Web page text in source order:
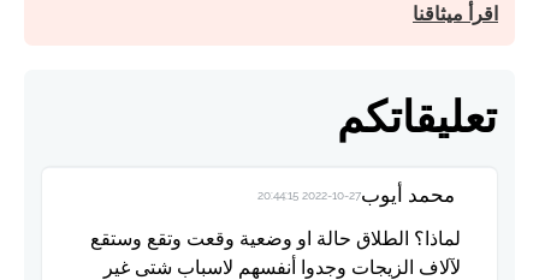
اقرأ ميثاقنا
تعليقاتكم
محمد أيوب2022-10-27 20:44:15
لماذا؟ الطلاق حالة او وضعية وقعت وتقع وستقع
لآلاف الزيجات وجدوا أنفسهم لاسباب شتى غير